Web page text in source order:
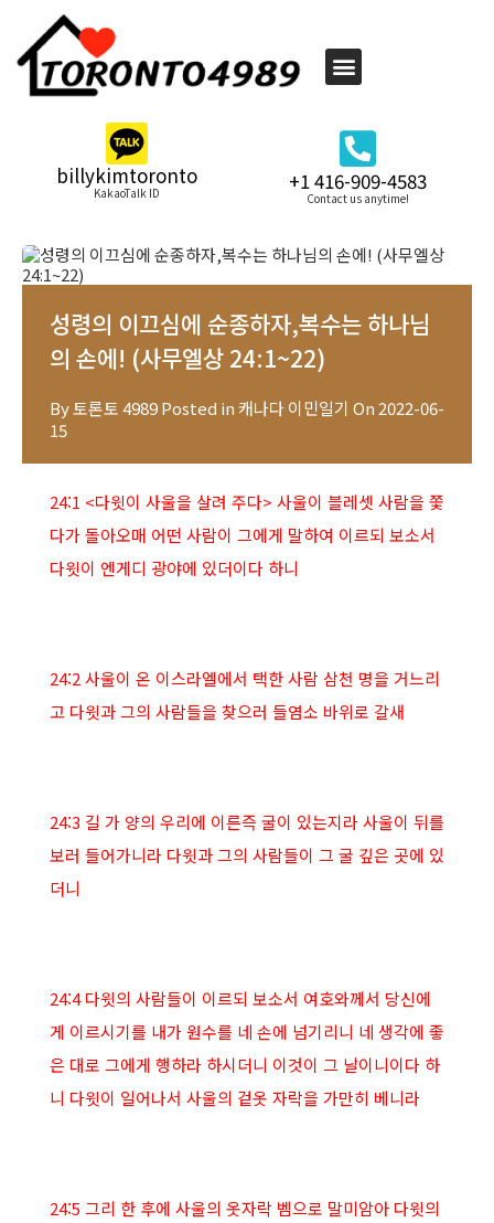
billykimtoronto
KakaoTalk ID +1 416-909-4583
Contact us anytime!
성령의 이끄심에 순종하자,복수는 하나님
의 손에! (사무엘상 24:1~22)
By토론토 4989Posted in캐나다 이민일기 On2022-06-
15
24:1 <다윗이 사울을 살려 주다> 사울이 블레셋 사람을 쫓
다가 돌아오매 어떤 사람이 그에게 말하여 이르되 보소서
다윗이 엔게디 광야에 있더이다 하니
24:2 사울이 온 이스라엘에서 택한 사람 삼천 명을 거느리
고 다윗과 그의 사람들을 찾으러 들염소 바위로 갈새
24:3 길 가 양의 우리에 이른즉 굴이 있는지라 사울이 뒤를
보러 들어가니라 다윗과 그의 사람들이 그 굴 깊은 곳에 있
더니
24:4 다윗의 사람들이 이르되 보소서 여호와께서 당신에
게 이르시기를 내가 원수를 네 손에 넘기리니 네 생각에 좋
은 대로 그에게 행하라 하시더니 이것이 그 날이니이다 하
니 다윗이 일어나서 사울의 겉옷 자락을 가만히 베니라
24:5 그리 한 후에 사울의 옷자락 벰으로 말미암아 다윗의